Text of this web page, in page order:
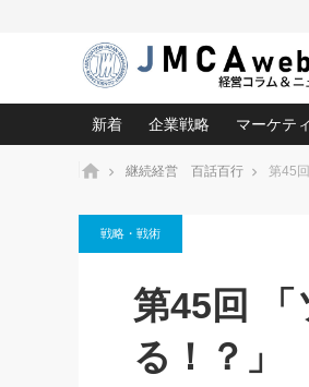
新着
利を勧めてきます！やはり固定
がよいのでしょうか！
企業戦略
中小企業の「１位づ
利益を最大化する「
強い会社を築く ビジ
日本レーザー「人を
(3)
武器としてのM&A入門
マーケテ
ロング
ホーム 継続経営 百話百行 第45
戦略・戦術
第45回
る！？」